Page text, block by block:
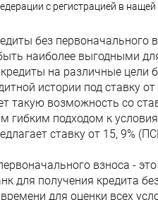
с регистрацией в нащей
без первоначального
наиболее выгодными
на различные цели
истории под ставку
такую возможность со
гибким подходом к
ставку от 15, 9%
взноса -
для получения кредита
для оценки всех